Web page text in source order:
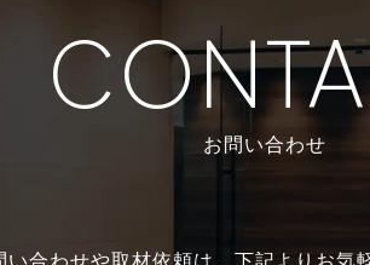
お問い合わせ
い合わせや取材依頼は、 下記よりお気